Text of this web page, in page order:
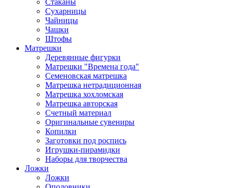
Стаканы
Сухарницы
Чайницы
Чашки
Штофы
Матрешки
Деревянные фигурки
Матрешки "Времена года"
Семеновская матрешка
Матрешка нетрадиционная
Матрешка хохломская
Матрешка авторская
Счетный материал
Оригинальные сувениры
Копилки
Заготовки под роспись
Игрушки-пирамидки
Наборы для творчества
Ложки
Ложки